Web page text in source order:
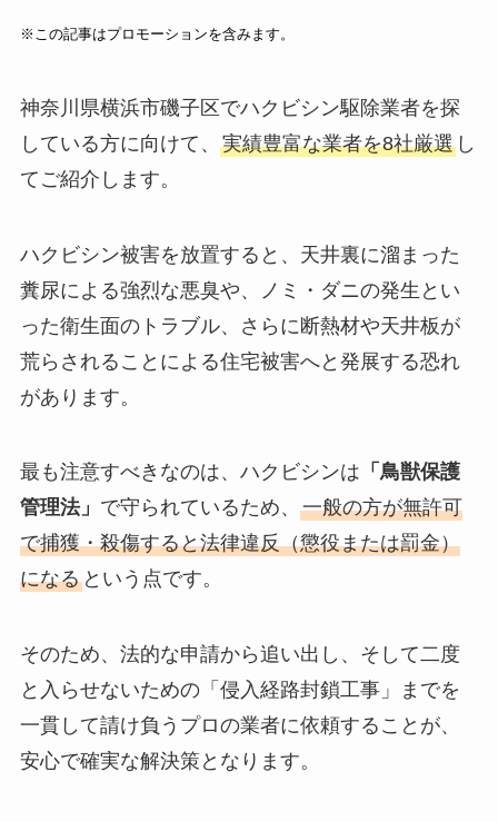
※この記事はプロモーションを含みます。
神奈川県横浜市磯子区でハクビシン駆除業者を探
している方に向けて、 実績豊富な業者を8社厳選し
てご紹介します。
ハクビシン被害を放置すると、天井裏に溜まった
糞尿による強烈な悪臭や、ノミ・ダニの発生とい
った衛生面のトラブル、さらに断熱材や天井板が
荒らされることによる住宅被害へと発展する恐れ
があります。
最も注意すべきなのは、ハクビシンは 「鳥獣保護
管理法」 で守られているため、 一般の方が無許可
で捕獲・殺傷すると法律違反（懲役または罰金）
になるという点です。
そのため、法的な申請から追い出し、そして二度
と入らせないための「侵入経路封鎖工事」までを
一貫して請け負うプロの業者に依頼することが、
安心で確実な解決策となります。